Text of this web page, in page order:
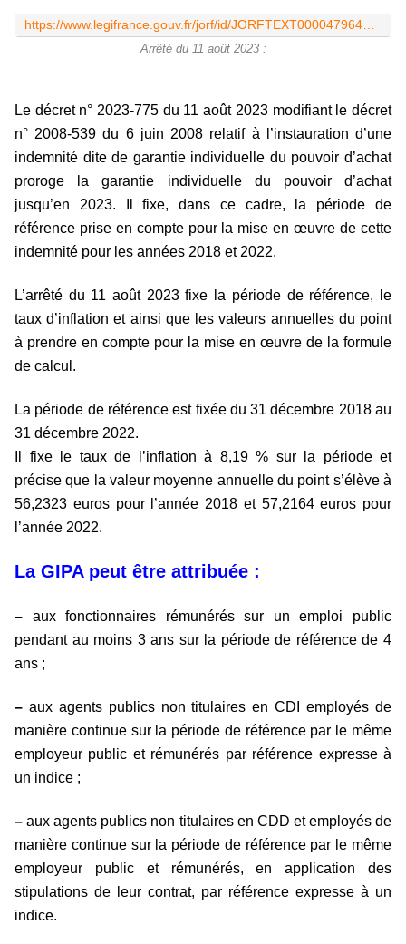
Arrêté du 11 août 2023 :
Le décret n° 2023-775 du 11 août 2023 modifiant le décret
n° 2008-539 du 6 juin 2008 relatif à l’instauration d’une
indemnité dite de garantie individuelle du pouvoir d’achat
proroge la garantie individuelle du pouvoir d’achat
jusqu’en 2023. Il fixe, dans ce cadre, la période de
référence prise en compte pour la mise en œuvre de cette
indemnité pour les années 2018 et 2022.
L’arrêté du 11 août 2023 fixe la période de référence, le
taux d’inflation et ainsi que les valeurs annuelles du point
à prendre en compte pour la mise en œuvre de la formule
de calcul.
La période de référence est fixée du 31 décembre 2018 au
31 décembre 2022.
Il fixe le taux de l’inflation à 8,19 % sur la période et
précise que la valeur moyenne annuelle du point s’élève à
56,2323 euros pour l’année 2018 et 57,2164 euros pour
l’année 2022.
La GIPA peut être attribuée :
– aux fonctionnaires rémunérés sur un emploi public
pendant au moins 3 ans sur la période de référence de 4
ans ;
– aux agents publics non titulaires en CDI employés de
manière continue sur la période de référence par le même
employeur public et rémunérés par référence expresse à
un indice ;
– aux agents publics non titulaires en CDD et employés de
manière continue sur la période de référence par le même
employeur public et rémunérés, en application des
stipulations de leur contrat, par référence expresse à un
indice.